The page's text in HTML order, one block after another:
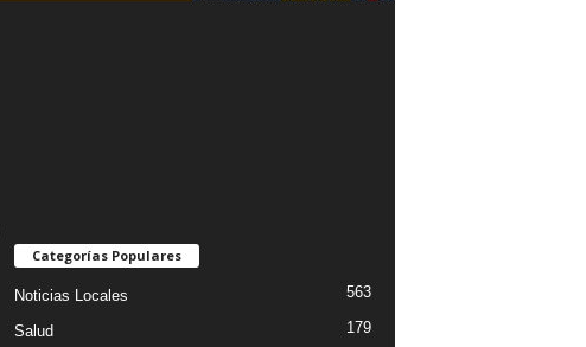
Categorías Populares
Noticias Locales 563
Salud 179